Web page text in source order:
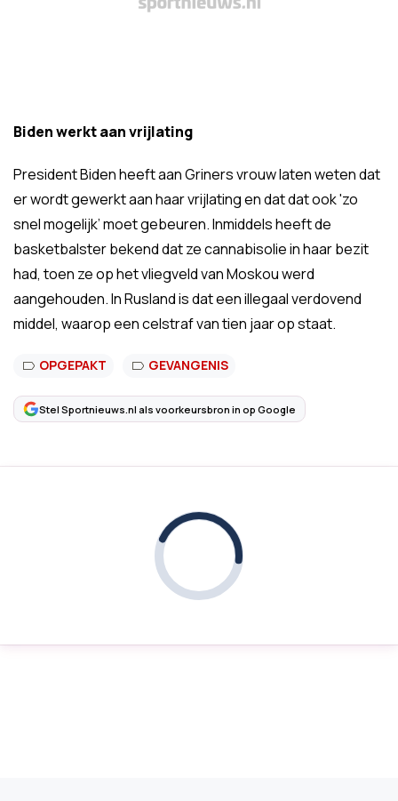
Biden werkt aan vrijlating
President Biden heeft aan Griners vrouw laten weten dat
er wordt gewerkt aan haar vrijlating en dat dat ook 'zo
snel mogelijk’ moet gebeuren.Inmiddels heeft de
basketbalster bekend dat ze cannabisolie in haar bezit
had, toen ze op het vliegveld van Moskou werd
aangehouden. In Rusland is dat een illegaal verdovend
middel, waarop een celstraf van tien jaar op staat.
OPGEPAKT GEVANGENIS
Stel Sportnieuws.nl als voorkeursbron in op Google